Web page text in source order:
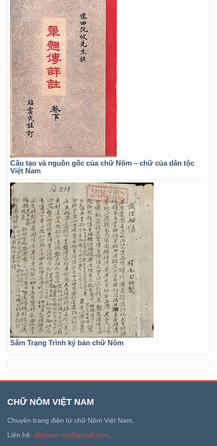
Cấu tạo và nguồn gốc của chữ Nôm – chữ của dân tộc
Việt Nam
Sấm Trạng Trình ký bản chữ Nôm
CHỮ NÔM VIỆT NAM
Chuyên trang điện tử chữ Nôm Việt Nam.
Liên hệ: chunom.net@gmail.com